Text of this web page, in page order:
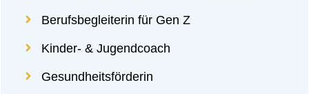
Berufsbegleiterin für Gen Z
Kinder- & Jugendcoach
Gesundheitsförderin